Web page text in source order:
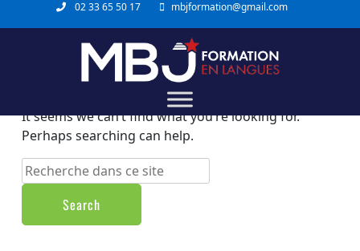
02 33 65 50 17 mbjformation@gmail.com
Nothing Found
It seems we can’t find what you’re looking for.
Perhaps searching can help.